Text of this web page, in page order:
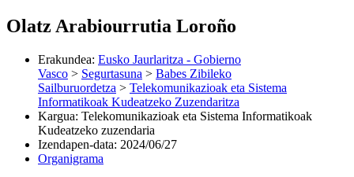
Olatz Arabiourrutia Loroño
Erakundea: Eusko Jaurlaritza - Gobierno
Vasco > Segurtasuna > Babes Zibileko
Sailburuordetza > Telekomunikazioak eta Sistema
Informatikoak Kudeatzeko Zuzendaritza
Kargua: Telekomunikazioak eta Sistema Informatikoak
Kudeatzeko zuzendaria
Izendapen-data: 2024/06/27
Organigrama